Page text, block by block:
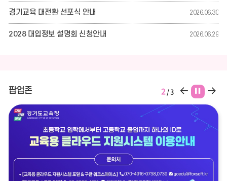
경기교육 대전환 선포식 안내 2026.06.30
2028 대입정보 설명회 신청안내 2026.06.29
더
보
팝업존 2/3
팝
업
이
전
팝
업
존
지
팝
업
다